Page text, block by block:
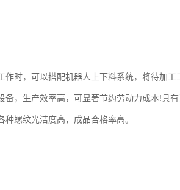
时，可以搭配机器人上下料系统，将待加工
，生产效率高，可显著节约劳动力成本!具
螺纹光洁度高，成品合格率高。